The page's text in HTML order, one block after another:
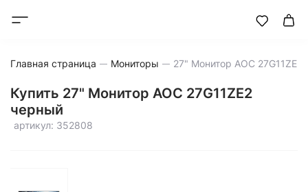
Главная страница Мониторы 27" Монитор AOC 27G11ZE2
Купить 27" Монитор AOC 27G11ZE2
черный
артикул: 352808